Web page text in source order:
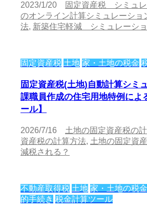
2023/1/20 固定資産税 シミュ
のオンライン計算シミュレーショ
法, 新築住宅軽減 シミュレーシ
固定資産税 土地 家・土地の税金
固定資産税(土地)自動計算シミ
課職員作成の住宅用地特例によ
ール】
2026/7/16 土地の固定資産税の
資産税の計算方法, 土地の固定資
減税される？
不動産取得税 土地 家・土地の税金
的手続き 税金計算ツール